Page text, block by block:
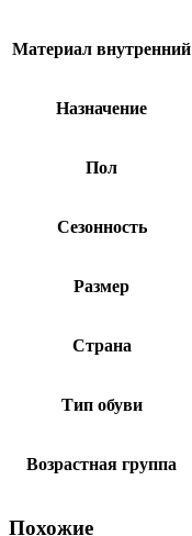
Материал внутренний
Назначение
Пол
Сезонность
Размер
Страна
Тип обуви
Возрастная группа
Похожие